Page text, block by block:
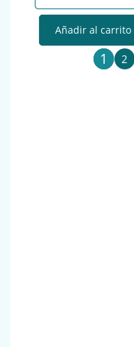
Añadir al carrito
1 2